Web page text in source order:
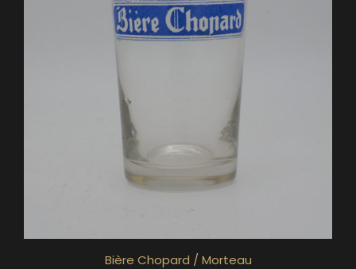
Bière Chopard / Morteau